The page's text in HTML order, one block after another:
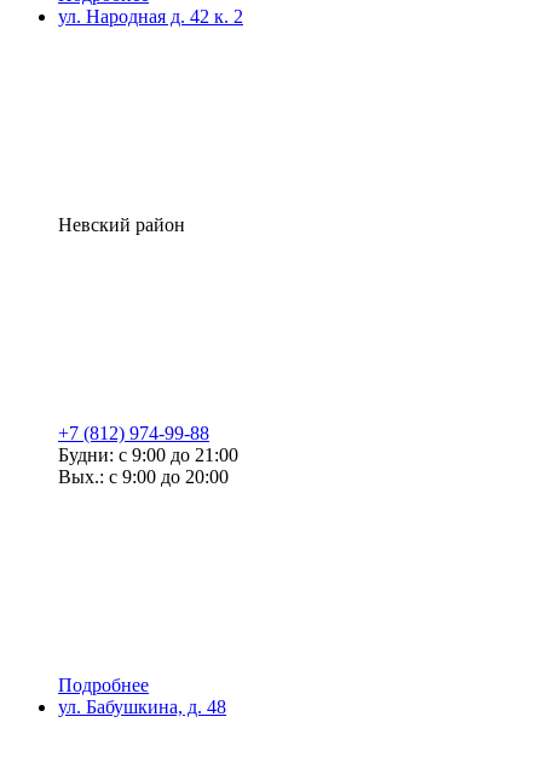
ул. Народная д. 42 к. 2
Невский район
+7 (812) 974-99-88
Будни: с 9:00 до 21:00
Вых.: с 9:00 до 20:00
Подробнее
ул. Бабушкина, д. 48